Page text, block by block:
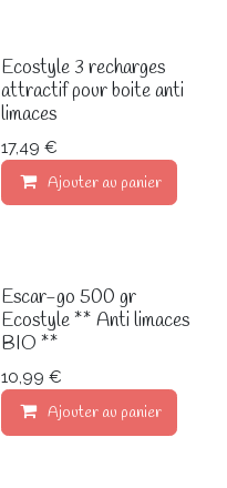
Ecostyle 3 recharges
attractif pour boite anti
limaces
17,49 €
Ajouter au panier
Escar-go 500 gr
Ecostyle ** Anti limaces
BIO **
10,99 €
Ajouter au panier